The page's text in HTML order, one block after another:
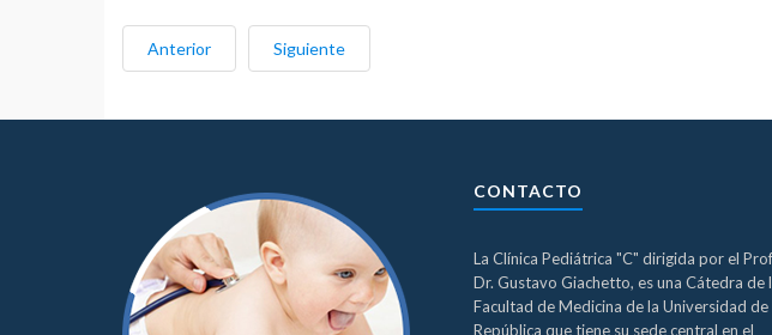
Anterior Siguiente
CONTACTO
La Clínica Pediátrica "C" dirigida por el
Dr. Gustavo Giachetto, es una Cátedra de
Facultad de Medicina de la Universidad de
República que tiene su sede central en el